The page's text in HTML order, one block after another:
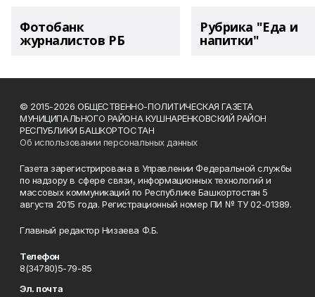
Фотобанк
журналистов РБ
Рубрика "Еда и
напитки"
© 2015-2026 ОБЩЕСТВЕННО-ПОЛИТИЧЕСКАЯ ГАЗЕТА
МУНИЦИПАЛЬНОГО РАЙОНА КУШНАРЕНКОВСКИЙ РАЙОН
РЕСПУБЛИКИ БАШКОРТОСТАН
Об использовании персональных данных
Газета зарегистрирована в Управлении Федеральной службы
по надзору в сфере связи, информационных технологий и
массовых коммуникаций по Республике Башкортостан 5
августа 2015 года. Регистрационный номер ПИ № ТУ 02-01389.
Главный редактор Низаева Ф.Б.
Телефон
8(34780)5-79-85
Эл. почта